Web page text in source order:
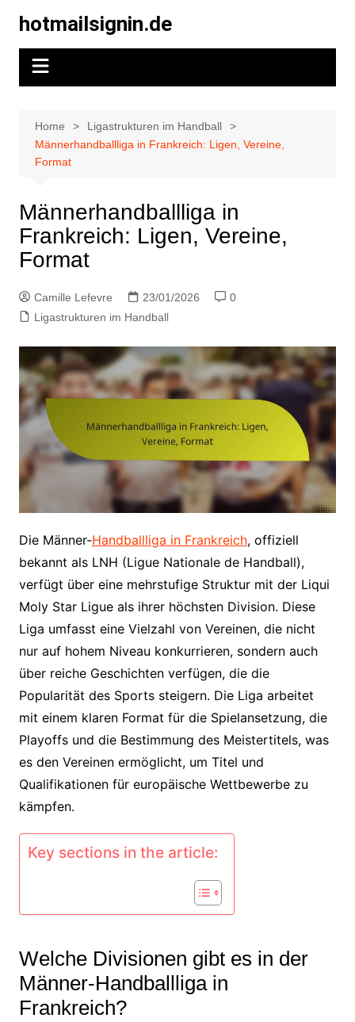
content
hotmailsignin.de
Home
Ligastrukturen im Handball
Männerhandballliga in Frankreich: Ligen, Vereine,
Format
Männerhandballliga in
Frankreich: Ligen, Vereine,
Format
Camille Lefevre 23/01/2026
0
Ligastrukturen im Handball
Die Männer-Handballliga in Frankreich, offiziell
bekannt als LNH (Ligue Nationale de Handball),
verfügt über eine mehrstufige Struktur mit der Liqui
Moly Star Ligue als ihrer höchsten Division. Diese
Liga umfasst eine Vielzahl von Vereinen, die nicht
nur auf hohem Niveau konkurrieren, sondern auch
über reiche Geschichten verfügen, die die
Popularität des Sports steigern. Die Liga arbeitet
mit einem klaren Format für die Spielansetzung, die
Playoffs und die Bestimmung des Meistertitels, was
es den Vereinen ermöglicht, um Titel und
Qualifikationen für europäische Wettbewerbe zu
kämpfen.
Key sections in the article:
Welche Divisionen gibt es in der
Männer-Handballliga in
Frankreich?